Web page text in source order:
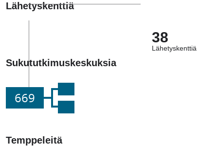
Lähetyskenttiä
38
Lähetyskenttiä
Sukututkimuskeskuksia
669
Temppeleitä